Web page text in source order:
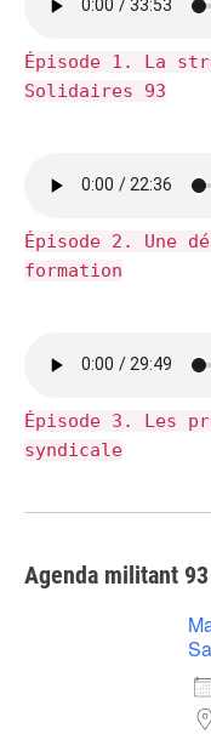
Épisode 1. La
Solidaires 93
Épisode 2. Une
formation
Épisode 3. Les
syndicale
Agenda militant 93